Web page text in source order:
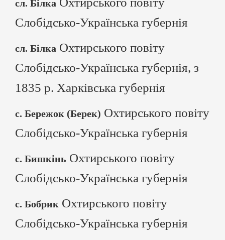
сл. Білка
Слобідсько-Українська губернія
сл. Білка Охтирського повіту
Слобідсько-Українська губернія, з
1835 р. Харківська губернія
с. Бережок (Берек) Охтирського повіту
Слобідсько-Українська губернія
с. Бишкінь Охтирського повіту
Слобідсько-Українська губернія
с. Бобрик Охтирського повіту
Слобідсько-Українська губернія